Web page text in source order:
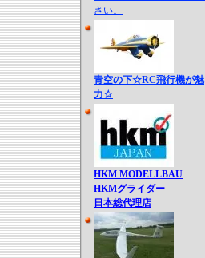
さい。
青空の下☆RC飛行機が魅
力☆
HKM MODELLBAU
HKMグライダー
日本総代理店